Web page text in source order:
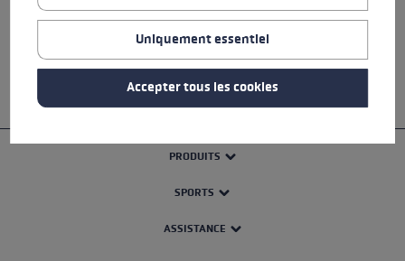
SAFETY INSTRUCTIONS
PRODUITS
SPORTS
ASSISTANCE
Uniquement essentiel
Accepter tous les cookies